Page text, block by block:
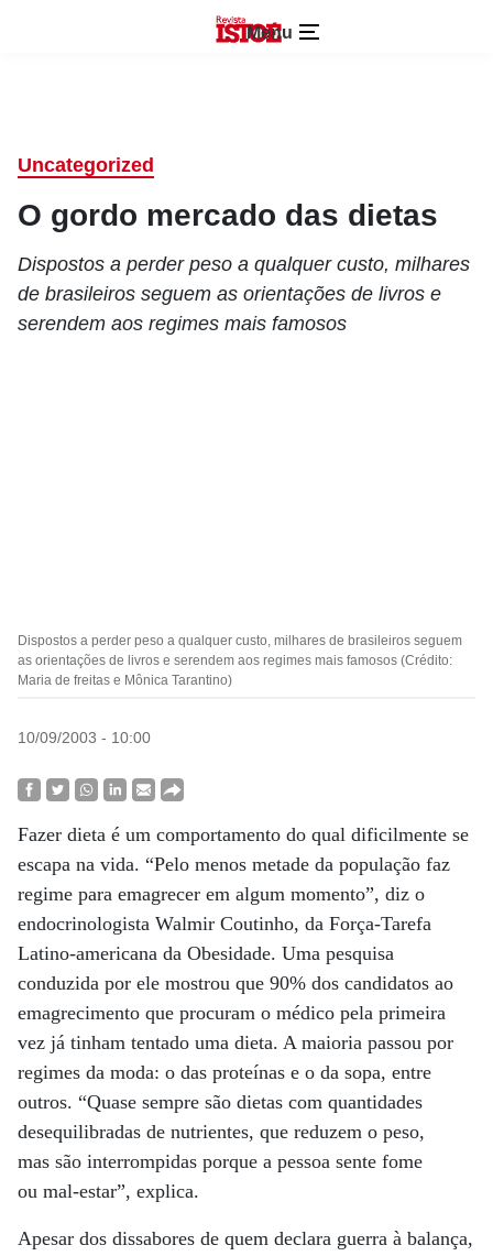
Menu
Uncategorized
O gordo mercado das dietas
Dispostos a perder peso a qualquer custo, milhares
de brasileiros seguem as orientações de livros e
serendem aos regimes mais famosos
Dispostos a perder peso a qualquer custo, milhares de brasileiros seguem
as orientações de livros e serendem aos regimes mais famosos (Crédito:
Maria de freitas e Mônica Tarantino)
10/09/2003 - 10:00
Fazer dieta é um comportamento do qual dificilmente se
escapa na vida. “Pelo menos metade da população faz
regime para emagrecer em algum momento”, diz o
endocrinologista Walmir Coutinho, da Força-Tarefa
Latino-americana da Obesidade. Uma pesquisa
conduzida por ele mostrou que 90% dos candidatos ao
emagrecimento que procuram o médico pela primeira
vez já tinham tentado uma dieta. A maioria passou por
regimes da moda: o das proteínas e o da sopa, entre
outros. “Quase sempre são dietas com quantidades
desequilibradas de nutrientes, que reduzem o peso,
mas são interrompidas porque a pessoa sente fome
ou mal-estar”, explica.
Apesar dos dissabores de quem declara guerra à balança,